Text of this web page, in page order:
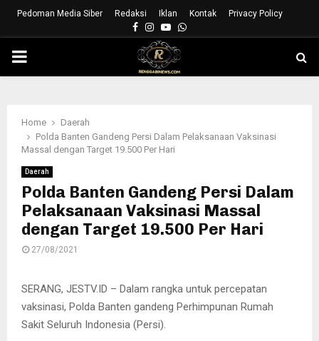
Pedoman Media Siber Redaksi Iklan Kontak Privacy Policy
Facebook
Instagram
YoutubeWhatsapp
PRIMARY
Home
Daerah
Polda Banten Gandeng Persi Dalam Pelaksanaan Vaksinasi
Massal dengan Target 19.500 Per Hari
Daerah
Polda Banten Gandeng Persi Dalam
Pelaksanaan Vaksinasi Massal
dengan Target 19.500 Per Hari
27/08/2021
SERANG, JESTV.ID – Dalam rangka untuk percepatan
vaksinasi, Polda Banten gandeng Perhimpunan Rumah
Sakit Seluruh Indonesia (Persi).